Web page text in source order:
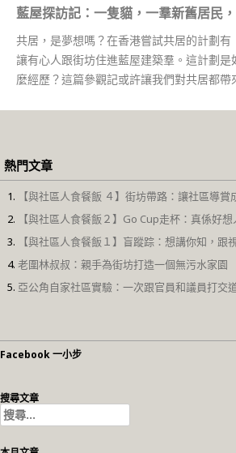
藍屋探訪記：一隻貓，一羣新舊居民
共居，是夢想嗎？在香港嘗試共居的計劃有
讓有心人跟街坊住進藍屋建築羣。這計劃
麼經歷？這篇參觀記或許讓我們對共居都帶
熱門文章
【與社區人食餐飯 ４】街坊帶路：讓社區導
【與社區人食餐飯２】Go Cup走杯：真係好
【與社區人食餐飯１】盲蹤踪：想講你知，跟
老圍林叔叔：親手為街坊打造一個無污水家園
亞公角自家社區實驗：一次跟官員和議員打交
Facebook 一小步
搜尋文章
搜
尋
關